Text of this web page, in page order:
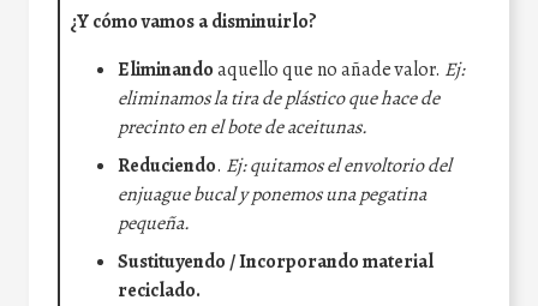
¿Y cómo vamos a disminuirlo?
Eliminandoaquello que no añade valor. Ej:
eliminamos la tira de plástico que hace de
precinto en el bote de aceitunas.
Reduciendo. Ej: quitamos el envoltorio del
enjuague bucal y ponemos una pegatina
pequeña.
Sustituyendo / Incorporando material
reciclado.